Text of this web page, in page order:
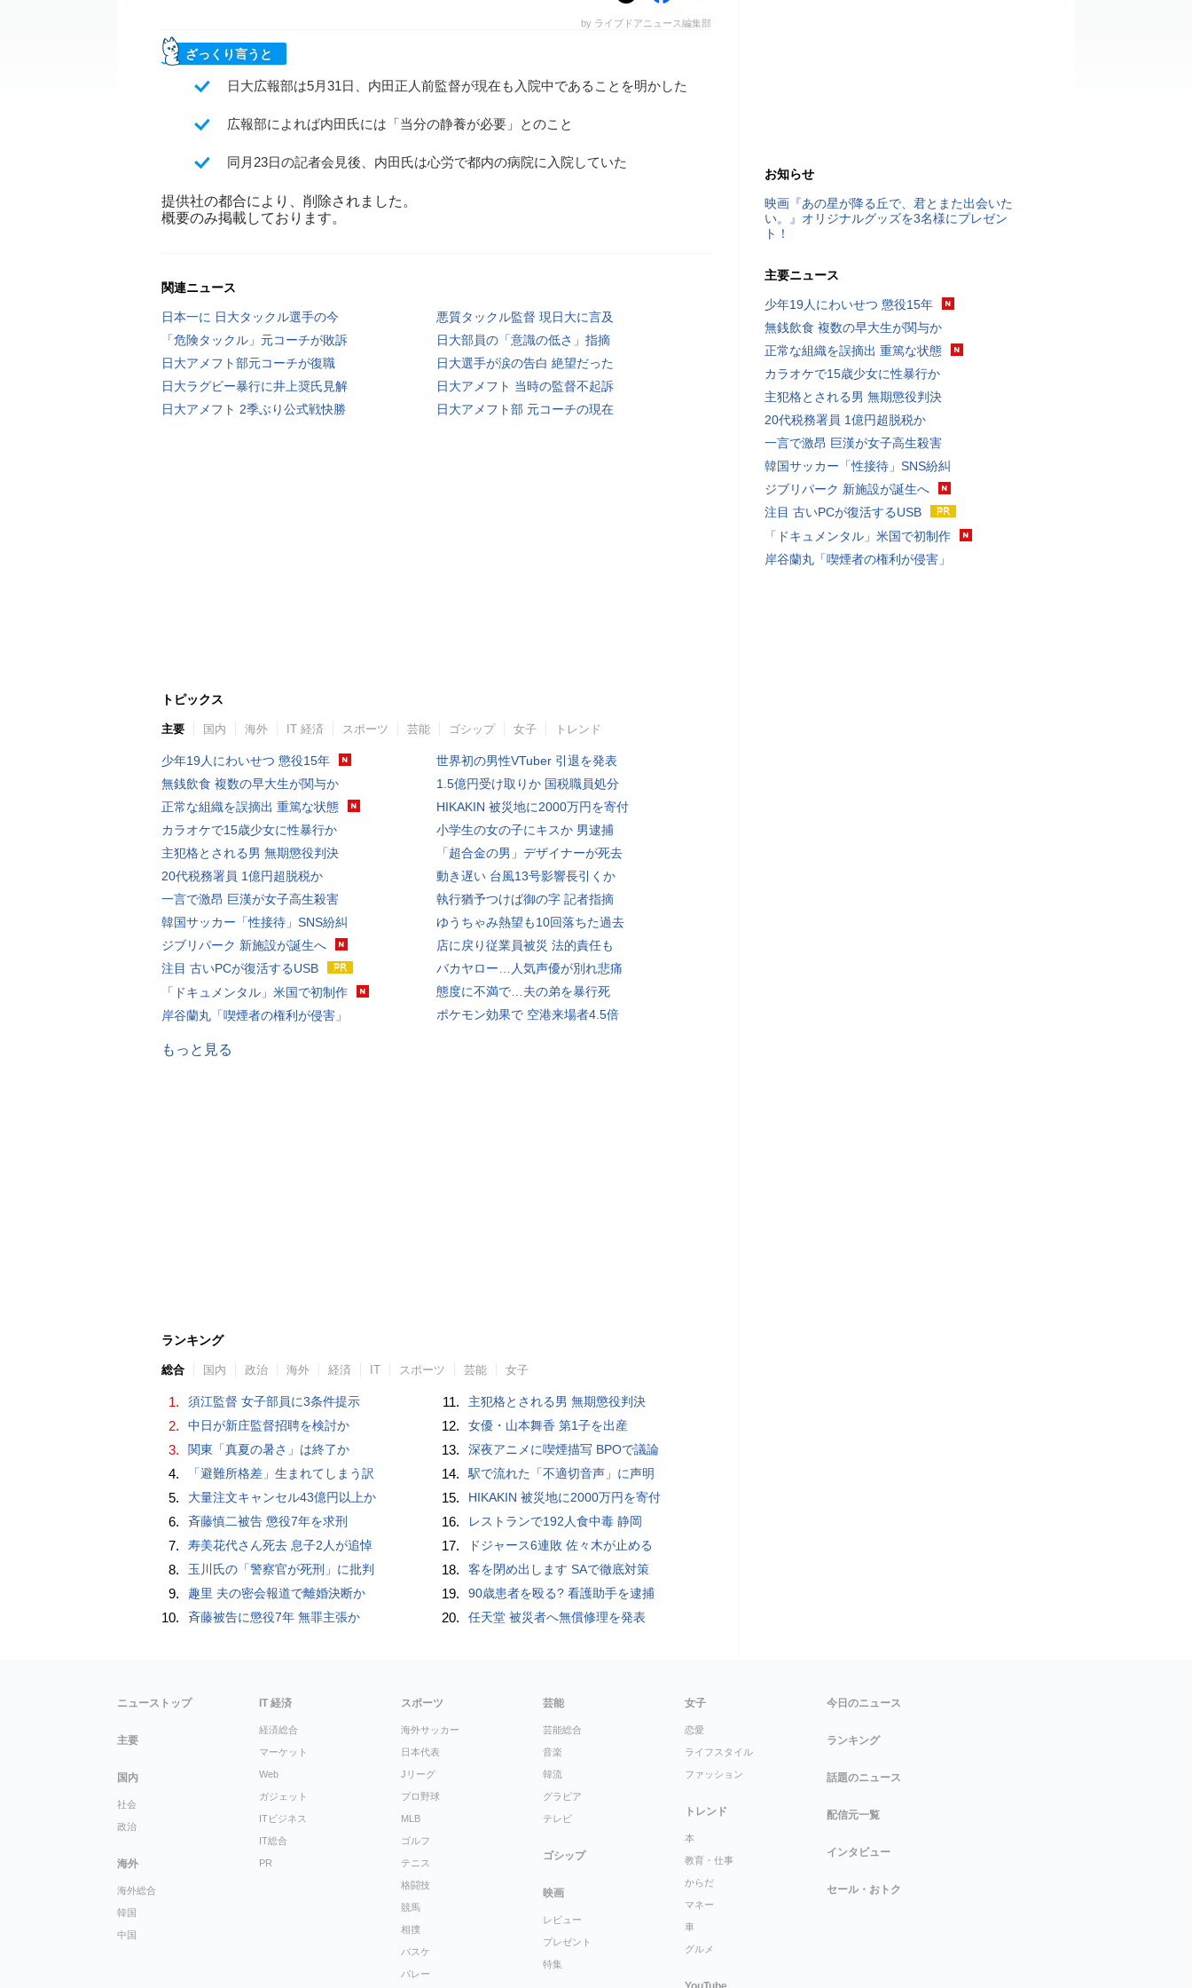
by ライブドアニュース編集部
ざっくり言うと
日大広報部は5月31日、内田正人前監督が現在も入院中であることを明かした
広報部によれば内田氏には「当分の静養が必要」とのこと
同月23日の記者会見後、内田氏は心労で都内の病院に入院していた
提供社の都合により、削除されました。
概要のみ掲載しております。
関連ニュース
日本一に 日大タックル選手の今
悪質タックル監督 現日大に言及
「危険タックル」元コーチが敗訴
日大部員の「意識の低さ」指摘
日大アメフト部元コーチが復職
日大選手が涙の告白 絶望だった
日大ラグビー暴行に井上奨氏見解
日大アメフト 当時の監督不起訴
日大アメフト 2季ぶり公式戦快勝
日大アメフト部 元コーチの現在
トピックス
主要 国内 海外 IT 経済 スポーツ 芸能 ゴシップ 女子 トレンド
少年19人にわいせつ 懲役15年
無銭飲食 複数の早大生が関与か
正常な組織を誤摘出 重篤な状態
カラオケで15歳少女に性暴行か
主犯格とされる男 無期懲役判決
20代税務署員 1億円超脱税か
一言で激昂 巨漢が女子高生殺害
韓国サッカー「性接待」SNS紛糾
ジブリパーク 新施設が誕生へ
注目 古いPCが復活するUSB
「ドキュメンタル」米国で初制作
岸谷蘭丸「喫煙者の権利が侵害」
世界初の男性VTuber 引退を発表
1.5億円受け取りか 国税職員処分
HIKAKIN 被災地に2000万円を寄付
小学生の女の子にキスか 男逮捕
「超合金の男」デザイナーが死去
動き遅い 台風13号影響長引くか
執行猶予つけば御の字 記者指摘
ゆうちゃみ熱望も10回落ちた過去
店に戻り従業員被災 法的責任も
バカヤロー…人気声優が別れ悲痛
態度に不満で…夫の弟を暴行死
ポケモン効果で 空港来場者4.5倍
もっと見る
ランキング
総合 国内 政治 海外 経済 IT スポーツ 芸能 女子
1. 須江監督 女子部員に3条件提示
2. 中日が新庄監督招聘を検討か
3. 関東「真夏の暑さ」は終了か
4. 「避難所格差」生まれてしまう訳
5. 大量注文キャンセル43億円以上か
6. 斉藤慎二被告 懲役7年を求刑
7. 寿美花代さん死去 息子2人が追悼
8. 玉川氏の「警察官が死刑」に批判
9. 趣里 夫の密会報道で離婚決断か
10. 斉藤被告に懲役7年 無罪主張か
11. 主犯格とされる男 無期懲役判決
12. 女優・山本舞香 第1子を出産
13. 深夜アニメに喫煙描写 BPOで議論
14. 駅で流れた「不適切音声」に声明
15. HIKAKIN 被災地に2000万円を寄付
16. レストランで192人食中毒 静岡
17. ドジャース6連敗 佐々木が止める
18. 客を閉め出します SAで徹底対策
19. 90歳患者を殴る? 看護助手を逮捕
20. 任天堂 被災者へ無償修理を発表
お知らせ
映画『あの星が降る丘で、君とまた出会いた
い。』オリジナルグッズを3名様にプレゼン
ト！
主要ニュース
少年19人にわいせつ 懲役15年
無銭飲食 複数の早大生が関与か
正常な組織を誤摘出 重篤な状態
カラオケで15歳少女に性暴行か
主犯格とされる男 無期懲役判決
20代税務署員 1億円超脱税か
一言で激昂 巨漢が女子高生殺害
韓国サッカー「性接待」SNS紛糾
ジブリパーク 新施設が誕生へ
注目 古いPCが復活するUSB
「ドキュメンタル」米国で初制作
岸谷蘭丸「喫煙者の権利が侵害」
ニューストップ
主要
国内
社会
政治
海外
海外総合
韓国
中国
IT 経済
経済総合
マーケット
Web
ガジェット
ITビジネス
IT総合
PR
スポーツ
海外サッカー
日本代表
Jリーグ
プロ野球
MLB
ゴルフ
テニス
格闘技
競馬
相撲
バスケ
バレー
芸能
芸能総合
音楽
韓流
グラビア
テレビ
ゴシップ
映画
レビュー
プレゼント
特集
女子
恋愛
ライフスタイル
ファッション
トレンド
本
教育・仕事
からだ
マネー
車
グルメ
今日のニュース
ランキング
話題のニュース
配信元一覧
インタビュー
セール・おトク